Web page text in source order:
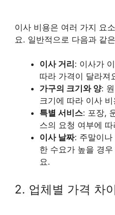
이사 비용은 여러 가지 요
요. 일반적으로 다음과 같
이사 거리 : 이사가
따라 가격이 달라져
가구의 크기와 양:
크기에 따라 이사
특별 서비스: 포장,
스의 요청 여부에
이사 날짜: 주말이나
한 수요가 높을 경
요.
2. 업체별 가격 차